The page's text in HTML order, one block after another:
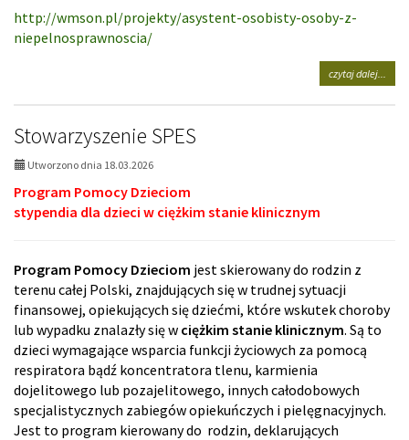
http://wmson.pl/projekty/asystent-osobisty-osoby-z-
niepelnosprawnoscia/
czytaj dalej...
Stowarzyszenie SPES
Utworzono dnia 18.03.2026
Program Pomocy Dzieciom
stypendia dla dzieci w ciężkim stanie klinicznym
Program Pomocy Dzieciom jest skierowany do rodzin z
terenu całej Polski, znajdujących się w trudnej sytuacji
finansowej, opiekujących się dziećmi, które wskutek choroby
lub wypadku znalazły się w ciężkim stanie klinicznym. Są to
dzieci wymagające wsparcia funkcji życiowych za pomocą
respiratora bądź koncentratora tlenu, karmienia
dojelitowego lub pozajelitowego, innych całodobowych
specjalistycznych zabiegów opiekuńczych i pielęgnacyjnych.
Jest to program kierowany do rodzin, deklarujących